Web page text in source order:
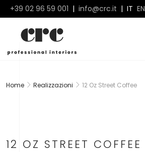
+39 02 96 59 001 | info@crc.it | IT EN
Home Realizzazioni 12 Oz Street Coffee
12 OZ STREET COFFEE